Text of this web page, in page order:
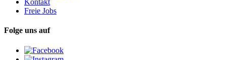
Kontakt
Freie Jobs
Folge uns auf